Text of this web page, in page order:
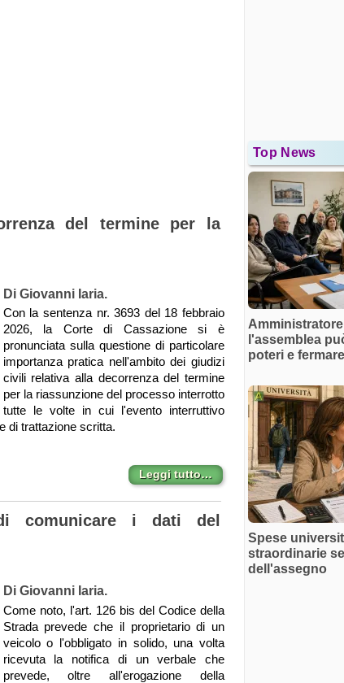
del termine per la
Di Giovanni Iaria.
Con la sentenza nr. 3693 del 18 febbraio
2026, la Corte di Cassazione si è
pronunciata sulla questione di particolare
importanza pratica nell'ambito dei giudizi
civili relativa alla decorrenza del termine
per la riassunzione del processo interrotto
tutte le volte in cui l'evento interruttivo
di trattazione scritta.
Leggi tutto…
comunicare i dati del
Di Giovanni Iaria.
Come noto, l'art. 126 bis del Codice della
Strada prevede che il proprietario di un
veicolo o l'obbligato in solido, una volta
ricevuta la notifica di un verbale che
prevede, oltre all'erogazione della
Top News
l'assemblea
poteri e
Spese
straordinarie
dell'assegno